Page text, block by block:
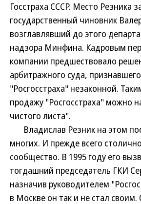
Госстраха СССР. Место Резника
государственный чиновник
возглавлявший до этого
надзора Минфина. Кадровым
компании предшествовало
арбитражного суда,
"Росгосстраха" незаконной.
продажу "Росгосстраха" можно
чистого листа".
Владислав Резник на этом
многих. И прежде всего
сообщество. В 1995 году его
тогдашний председатель ГКИ
назначив руководителем
в Москве он так и не стал